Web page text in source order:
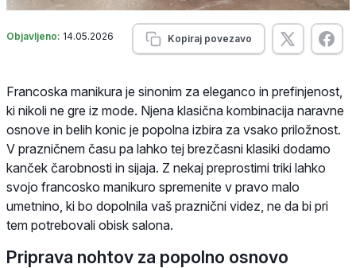
Objavljeno: 14.05.2026 Kopiraj povezavo
Francoska manikura je sinonim za eleganco in prefinjenost,
ki nikoli ne gre iz mode. Njena klasična kombinacija naravne
osnove in belih konic je popolna izbira za vsako priložnost.
V prazničnem času pa lahko tej brezčasni klasiki dodamo
kanček čarobnosti in sijaja. Z nekaj preprostimi triki lahko
svojo francosko manikuro spremenite v pravo malo
umetnino, ki bo dopolnila vaš praznični videz, ne da bi pri
tem potrebovali obisk salona.
Priprava nohtov za popolno osnovo